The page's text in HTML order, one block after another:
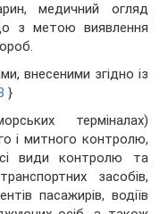
медичний огляд
з метою виявлення
внесеними згідно із
}
терміналах)
і митного контролю,
види контролю та
засобів,
пасажирів, водіїв